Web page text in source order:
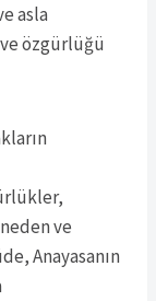
asla
özgürlüğü
ve
Anayasanın